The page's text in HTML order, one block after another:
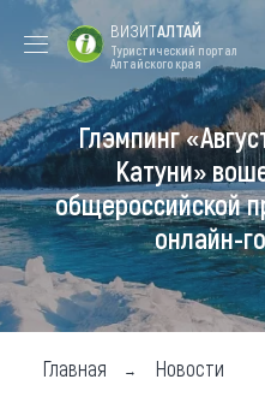
Форум VISIT
ALTAI
Цветение
маральника
Туры
Где побывать
Чем заняться
Где остановиться
ВИЗИТАЛТАЙ
Туристический портал
Алтайского края
Глэмпинг
Катуни»
общероссийской
онлайн-
Главная Новости